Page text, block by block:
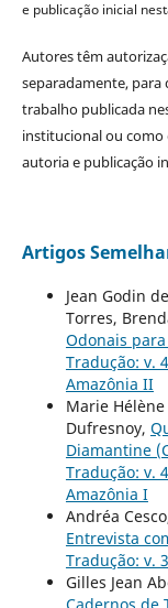
e publicação inicial
Autores têm
separadamente, para
trabalho publicada
institucional ou
autoria e publicação
Artigos
Jean Godin
Torres,
Odonais
Tradução: v.
Amazônia II
Marie
Dufresnoy,
Diamantine
Tradução: v.
Amazônia I
Andréa
Entrevista
Tradução: v.
Gilles Jean